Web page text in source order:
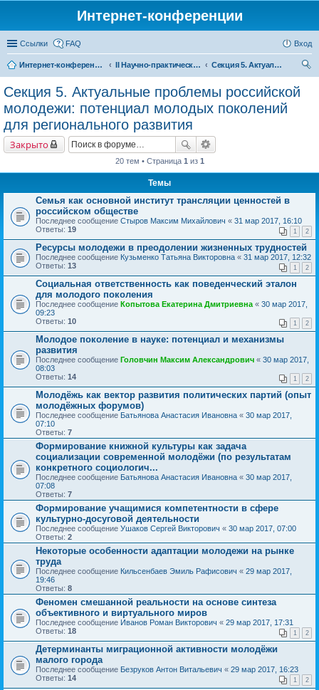
Интернет-конференции
Ссылки FAQ Вход
Интернет-конференции II Научно-практическая интернет-конференция «Глобальные вызовы и региональное развитие в зеркале социологических измерений» Актуальные проблемы российского общества в контексте новых вызовов современности
Секция 5. Актуальные проблемы российской молодежи: потенциал молодых поколений для регионального развития
Секция 5. Актуальные проблемы российской
молодежи: потенциал молодых поколений
для регионального развития
Закрыто
20 тем • Страница 1 из 1
Темы
Семья как основной институт трансляции ценностей в
российском обществе
Последнее сообщение Стыров Максим Михайлович « 31 мар 2017, 16:10
Ответы: 19 1 2
Ресурсы молодежи в преодолении жизненных трудностей
Последнее сообщение Кузьменко Татьяна Викторовна « 31 мар 2017, 12:32
Ответы: 13 1 2
Социальная ответственность как поведенческий эталон
для молодого поколения
Последнее сообщение Копытова Екатерина Дмитриевна « 30 мар 2017,
09:23
Ответы: 10 1 2
Молодое поколение в науке: потенциал и механизмы
развития
Последнее сообщение Головчин Максим Александрович « 30 мар 2017,
08:03
Ответы: 14 1 2
Молодёжь как вектор развития политических партий (опыт
молодёжных форумов)
Последнее сообщение Батьянова Анастасия Ивановна « 30 мар 2017,
07:10
Ответы: 7
Формирование книжной культуры как задача
социализации современной молодёжи (по результатам
конкретного социологич...
Последнее сообщение Батьянова Анастасия Ивановна « 30 мар 2017,
07:08
Ответы: 7
Формирование учащимися компетентности в сфере
культурно-досуговой деятельности
Последнее сообщение Ушаков Сергей Викторович « 30 мар 2017, 07:00
Ответы: 2
Некоторые особенности адаптации молодежи на рынке
труда
Последнее сообщение Кильсенбаев Эмиль Рафисович « 29 мар 2017,
19:46
Ответы: 8
Феномен смешанной реальности на основе синтеза
объективного и виртуального миров
Последнее сообщение Иванов Роман Викторович « 29 мар 2017, 17:31
Ответы: 18 1 2
Детерминанты миграционной активности молодёжи
малого города
Последнее сообщение Безруков Антон Витальевич « 29 мар 2017, 16:23
Ответы: 14 1 2